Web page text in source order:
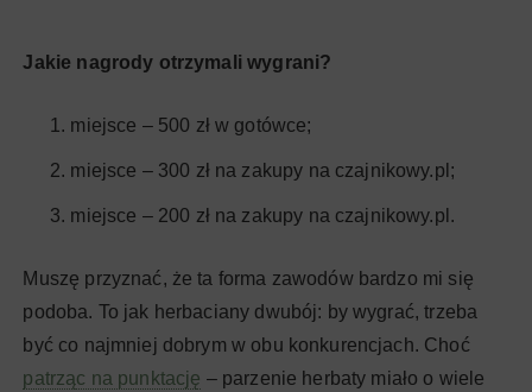
Jakie nagrody otrzymali wygrani?
miejsce – 500 zł w gotówce;
miejsce – 300 zł na zakupy na czajnikowy.pl;
miejsce – 200 zł na zakupy na czajnikowy.pl.
Muszę przyznać, że ta forma zawodów bardzo mi się
podoba. To jak herbaciany dwubój: by wygrać, trzeba
być co najmniej dobrym w obu konkurencjach. Choć
patrząc na punktację – parzenie herbaty miało o wiele